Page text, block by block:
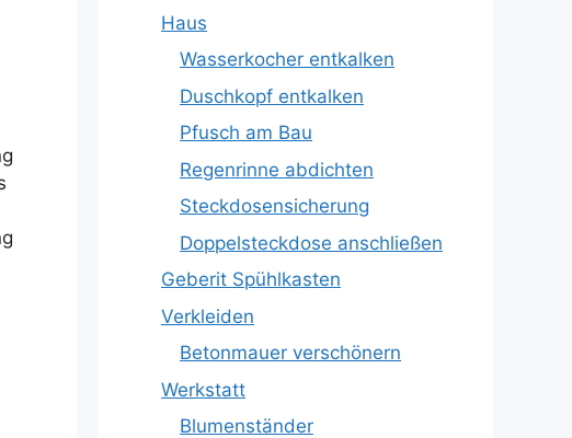
Haus
Wasserkocher entkalken
Duschkopf entkalken
Pfusch am Bau
Regenrinne abdichten
Steckdosensicherung
Doppelsteckdose anschließen
Geberit Spühlkasten
Verkleiden
Betonmauer verschönern
Werkstatt
Blumenständer